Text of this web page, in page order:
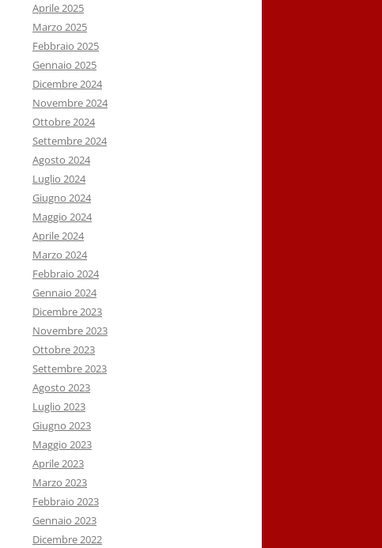
Aprile 2025
Marzo 2025
Febbraio 2025
Gennaio 2025
Dicembre 2024
Novembre 2024
Ottobre 2024
Settembre 2024
Agosto 2024
Luglio 2024
Giugno 2024
Maggio 2024
Aprile 2024
Marzo 2024
Febbraio 2024
Gennaio 2024
Dicembre 2023
Novembre 2023
Ottobre 2023
Settembre 2023
Agosto 2023
Luglio 2023
Giugno 2023
Maggio 2023
Aprile 2023
Marzo 2023
Febbraio 2023
Gennaio 2023
Dicembre 2022